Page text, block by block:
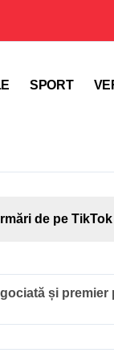
SPORT
de pe TikTok
și premier